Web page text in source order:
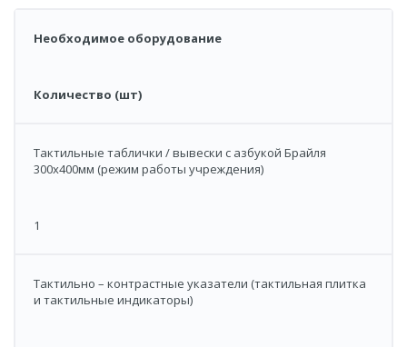
Необходимое оборудование
Количество (шт)
Тактильные таблички / вывески с азбукой Брайля
300х400мм (режим работы учреждения)
1
Тактильно – контрастные указатели (тактильная плитка
и тактильные индикаторы)